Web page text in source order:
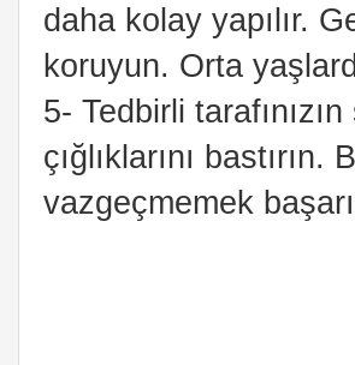
daha kolay yapılır.
koruyun. Orta
5- Tedbirli
çığlıklarını
vazgeçmemek